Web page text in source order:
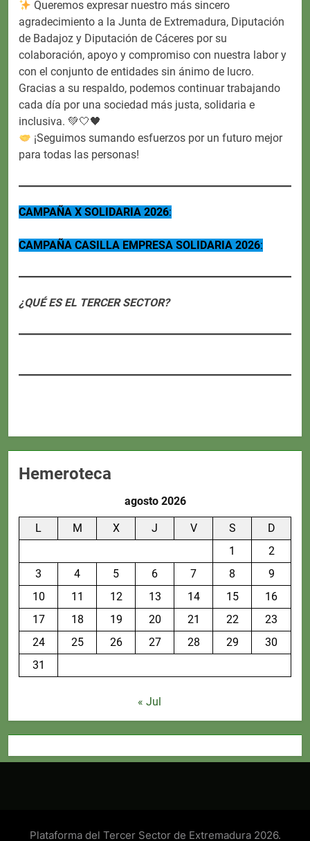
Queremos expresar nuestro más sincero
agradecimiento a la Junta de Extremadura, Diputación
de Badajoz y Diputación de Cáceres por su
colaboración, apoyo y compromiso con nuestra labor y
con el conjunto de entidades sin ánimo de lucro.
Gracias a su respaldo, podemos continuar trabajando
cada día por una sociedad más justa, solidaria e
inclusiva. 💚🤍🖤
¡Seguimos sumando esfuerzos por un futuro mejor
para todas las personas!
CAMPAÑA X SOLIDARIA 2026:
CAMPAÑA CASILLA EMPRESA SOLIDARIA 2026:
¿QUÉ ES EL TERCER SECTOR?
Hemeroteca
agosto 2026
L M X J V S
D
1
2
3
4 5 6 7 8
9
10
11 12 13 14 15
16
17
18 19 20 21 22
23
24
25 26 27 28 29
30
31
« Jul
Plataforma del Tercer Sector de Extremadura 2026.